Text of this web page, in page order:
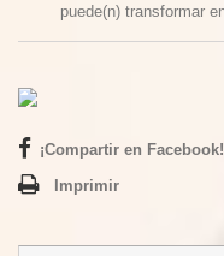
puede(n) transformar
¡Compartir en Facebook!
Imprimir